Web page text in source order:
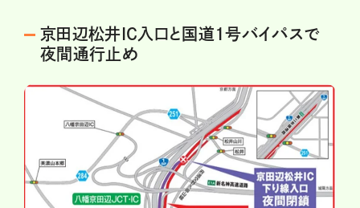
京田辺松井IC入口と国道1号バイパスで
夜間通行止め